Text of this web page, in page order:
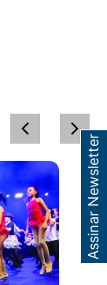
Assinar Newsletter